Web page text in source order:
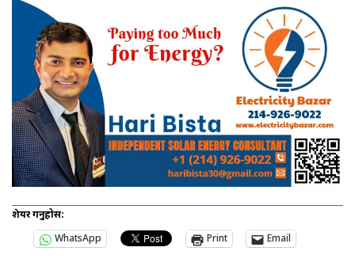
शेयर गर्नुहोस:
WhatsApp
Print Email